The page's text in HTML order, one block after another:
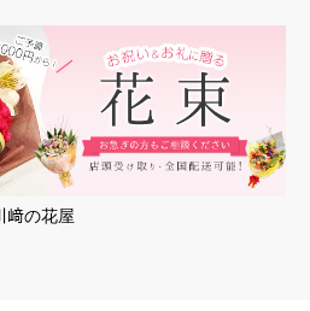
結婚祝い用アレンジメントの
市多摩区へヤマト便にて配
15周年祝用胡蝶蘭のご注文を
に配達いたしました。
一周忌用アレンジメントのご
宮前区へヤマト便にて配送
お供え用アレンジメントのご
の花屋